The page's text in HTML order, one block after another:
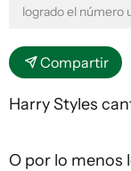
logrado el número
Compartir
Harry Styles
O por lo menos